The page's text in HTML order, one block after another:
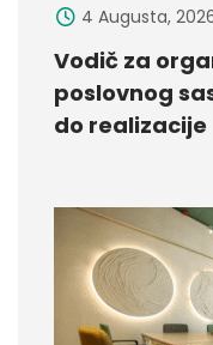
4 Augusta,
Vodič za
poslovnog
do realizacije